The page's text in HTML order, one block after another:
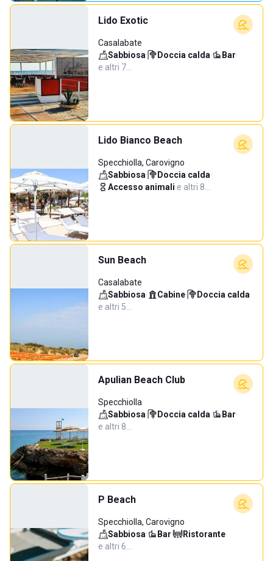
Lido Exotic
Casalabate
Sabbiosa· Doccia calda· Bar·
e altri 7…
Lido Bianco Beach
Specchiolla, Carovigno
Sabbiosa· Doccia calda·
Accesso animali·e altri 8…
Sun Beach
Casalabate
Sabbiosa· Cabine· Doccia calda·
e altri 5…
Apulian Beach Club
Specchiolla
Sabbiosa· Doccia calda· Bar·
e altri 8…
P Beach
Specchiolla, Carovigno
Sabbiosa· Bar· Ristorante·
e altri 6…